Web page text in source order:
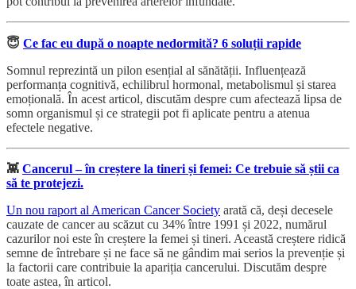
😇 Ce fac eu după o noapte nedormită? 6 soluții rapide
Somnul reprezintă un pilon esențial al sănătății. Influențează
performanța cognitivă, echilibrul hormonal, metabolismul și starea
emoțională. În acest articol, discutăm despre cum afectează lipsa de
somn organismul și ce strategii pot fi aplicate pentru a atenua
efectele negative.
👾 Cancerul – în creștere la tineri și femei: Ce trebuie să știi ca
să te protejezi.
Un nou raport al American Cancer Society arată că, deși decesele
cauzate de cancer au scăzut cu 34% între 1991 și 2022, numărul
cazurilor noi este în creștere la femei și tineri. Această creștere ridică
semne de întrebare și ne face să ne gândim mai serios la prevenție și
la factorii care contribuie la apariția cancerului. Discutăm despre
toate astea, în articol.